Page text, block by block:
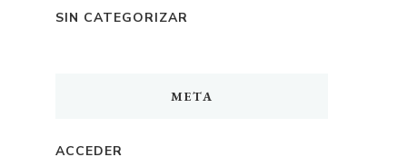
SIN CATEGORIZAR
META
ACCEDER